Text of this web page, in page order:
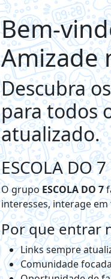
Bem-
Amizade
Descubra
para todos
atualizado.
ESCOLA DO
O grupoESCOLA DO 7
interesses, interage
Por que entrar
Links sempre
Comunidade